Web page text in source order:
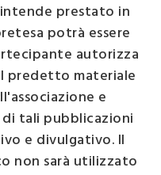
prestato in
potrà essere
autorizza
predetto materiale
e
tali pubblicazioni
e divulgativo. Il
non sarà utilizzato